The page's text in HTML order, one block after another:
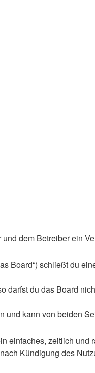
dem Betreiber ein
Board“) schließt du
darfst du das Board
kann von beiden
einfaches, zeitlich
Kündigung des